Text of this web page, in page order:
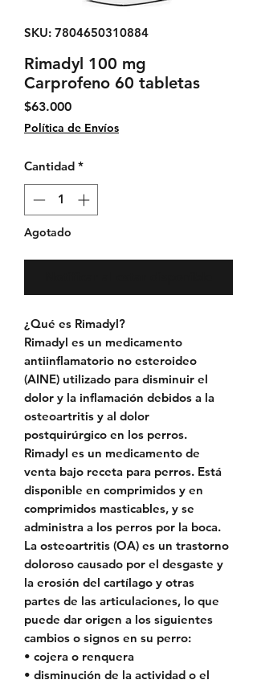
SKU: 7804650310884
Rimadyl 100 mg
Carprofeno 60 tabletas
$63.000Precio
Política de Envíos
Cantidad *
Agotado
¿Qué es Rimadyl?
Rimadyl es un medicamento
antiinflamatorio no esteroideo
(AINE) utilizado para disminuir el
dolor y la inflamación debidos a la
osteoartritis y al dolor
postquirúrgico en los perros.
Rimadyl es un medicamento de
venta bajo receta para perros. Está
disponible en comprimidos y en
comprimidos masticables, y se
administra a los perros por la boca.
La osteoartritis (OA) es un trastorno
doloroso causado por el desgaste y
la erosión del cartílago y otras
partes de las articulaciones, lo que
puede dar origen a los siguientes
cambios o signos en su perro:
• cojera o renquera
• disminución de la actividad o el